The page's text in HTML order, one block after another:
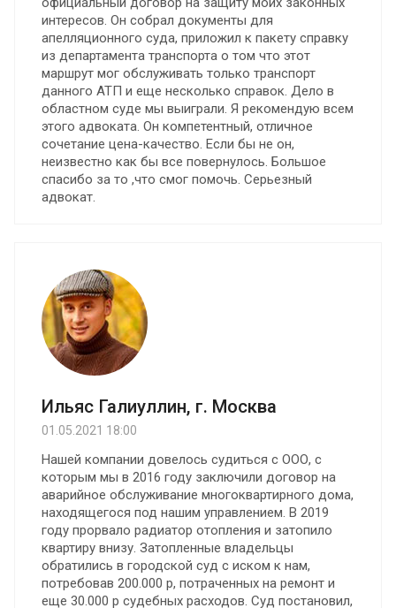
интересов. Он собрал документы для
апелляционного суда, приложил к пакету справку
из департамента транспорта о том что этот
маршрут мог обслуживать только транспорт
данного АТП и еще несколько справок. Дело в
областном суде мы выиграли. Я рекомендую всем
этого адвоката. Он компетентный, отличное
сочетание цена-качество. Если бы не он,
неизвестно как бы все повернулось. Большое
спасибо за то ,что смог помочь. Серьезный
адвокат.
Ильяс Галиуллин, г. Москва
01.05.2021 18:00
Нашей компании довелось судиться с ООО, с
которым мы в 2016 году заключили договор на
аварийное обслуживание многоквартирного дома,
находящегося под нашим управлением. В 2019
году прорвало радиатор отопления и затопило
квартиру внизу. Затопленные владельцы
обратились в городской суд с иском к нам,
потребовав 200.000 р, потраченных на ремонт и
еще 30.000 р судебных расходов. Суд постановил,